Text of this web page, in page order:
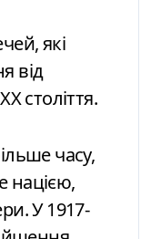
які
від
століття.
часу,
нацією,
У 1917-